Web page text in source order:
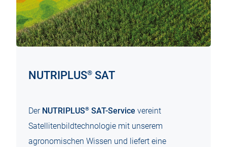
NUTRIPLUS® SAT
Der NUTRIPLUS® SAT-Service vereint
Satellitenbildtechnologie mit unserem
agronomischen Wissen und liefert eine